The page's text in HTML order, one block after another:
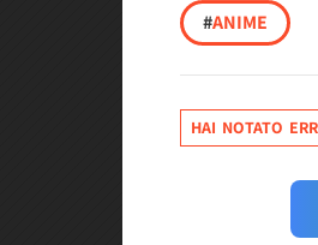
#ANIME
HAI NOTATO